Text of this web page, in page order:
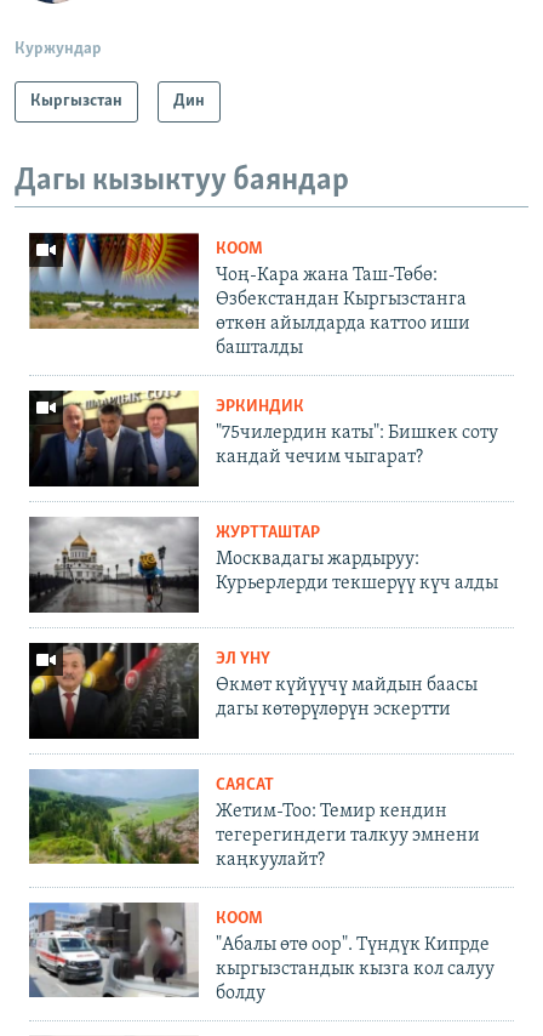
Куржундар
Кыргызстан Дин
Дагы кызыктуу баяндар
КООМ
Чоң-Кара жана Таш-Төбө:
Өзбекстандан Кыргызстанга
өткөн айылдарда каттоо иши
башталды
ЭРКИНДИК
"75чилердин каты": Бишкек соту
кандай чечим чыгарат?
ЖУРТТАШТАР
Москвадагы жардыруу:
Курьерлерди текшерүү күч алды
ЭЛ ҮНҮ
Өкмөт күйүүчү майдын баасы
дагы көтөрүлөрүн эскертти
САЯСАТ
Жетим-Тоо: Темир кендин
тегерегиндеги талкуу эмнени
каңкуулайт?
КООМ
"Абалы өтө оор". Түндүк Кипрде
кыргызстандык кызга кол салуу
болду